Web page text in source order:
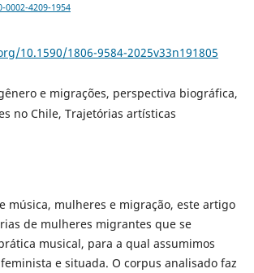
4209-1954
10.1590/1806-9584-2025v33n191805
e migrações, perspectiva biográfica,
no Chile, Trajetórias artísticas
música, mulheres e migração, este artigo
de mulheres migrantes que se
musical, para a qual assumimos
e situada. O corpus analisado faz